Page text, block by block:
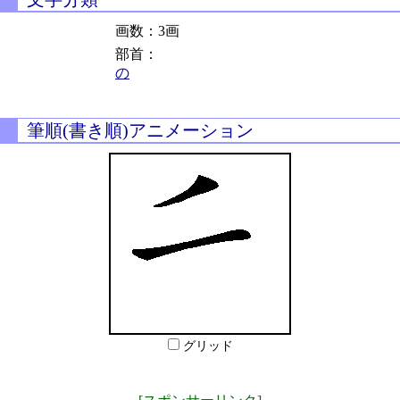
画数：3画
部首：
の
筆順(書き順)アニメーション
グリッド